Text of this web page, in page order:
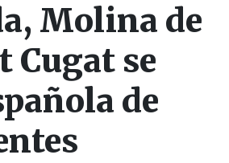
Molina de
Cugat se
de